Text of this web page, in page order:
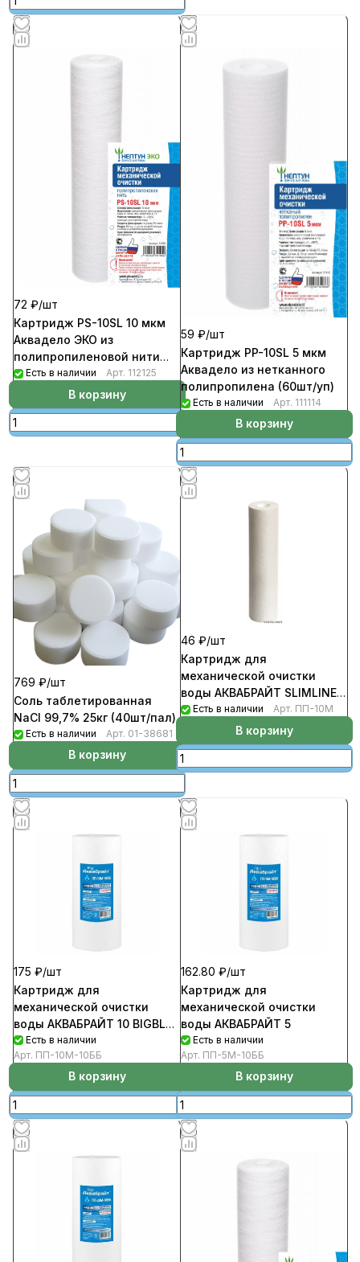
72 ₽/шт
Картридж PS-10SL 10 мкм
Аквадело ЭКО из
полипропиленовой нити
(60шт/уп)
Есть в наличии Арт. 112125
В корзину
59 ₽/шт
Картридж PP-10SL 5 мкм
Аквадело из нетканного
полипропилена (60шт/уп)
Есть в наличии Арт. 111114
В корзину
769 ₽/шт
Соль таблетированная
NaCl 99,7% 25кг (40шт/пал)
Есть в наличии Арт. 01-38681
В корзину
46 ₽/шт
Картридж для
механической очистки
воды АКВАБРАЙТ SLIMLINE
10мик 10d
Есть в наличии Арт. ПП-10М
В корзину
175 ₽/шт
Картридж для
механической очистки
воды АКВАБРАЙТ 10 BIGBLUE
10dЕсть в наличии
Арт. ПП-10М-10ББ
В корзину
162.80 ₽/шт
Картридж для
механической очистки
воды АКВАБРАЙТ 5
Есть в наличии
Арт. ПП-5М-10ББ
В корзину